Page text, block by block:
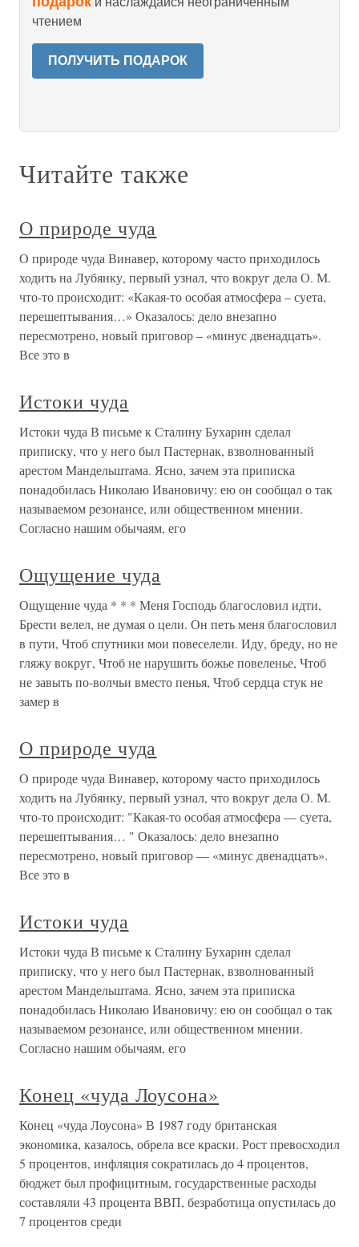
чтением
ПОЛУЧИТЬ ПОДАРОК
Читайте также
О природе чуда
О природе чуда Винавер, которому часто приходилось
ходить на Лубянку, первый узнал, что вокруг дела О. М.
что-то происходит: «Какая-то особая атмосфера – суета,
перешептывания…» Оказалось: дело внезапно
пересмотрено, новый приговор – «минус двенадцать».
Все это в
Истоки чуда
Истоки чуда В письме к Сталину Бухарин сделал
приписку, что у него был Пастернак, взволнованный
арестом Мандельштама. Ясно, зачем эта приписка
понадобилась Николаю Ивановичу: ею он сообщал о так
называемом резонансе, или общественном мнении.
Согласно нашим обычаям, его
Ощущение чуда
Ощущение чуда * * * Меня Господь благословил идти,
Брести велел, не думая о цели. Он петь меня благословил
в пути, Чтоб спутники мои повеселели. Иду, бреду, но не
гляжу вокруг, Чтоб не нарушить божье повеленье, Чтоб
не завыть по-волчьи вместо пенья, Чтоб сердца стук не
замер в
О природе чуда
О природе чуда Винавер, которому часто приходилось
ходить на Лубянку, первый узнал, что вокруг дела О. М.
что-то происходит: "Какая-то особая атмосфера — суета,
перешептывания… " Оказалось: дело внезапно
пересмотрено, новый приговор — «минус двенадцать».
Все это в
Истоки чуда
Истоки чуда В письме к Сталину Бухарин сделал
приписку, что у него был Пастернак, взволнованный
арестом Мандельштама. Ясно, зачем эта приписка
понадобилась Николаю Ивановичу: ею он сообщал о так
называемом резонансе, или общественном мнении.
Согласно нашим обычаям, его
Конец «чуда Лоусона»
Конец «чуда Лоусона» В 1987 году британская
экономика, казалось, обрела все краски. Рост превосходил
5 процентов, инфляция сократилась до 4 процентов,
бюджет был профицитным, государственные расходы
составляли 43 процента ВВП, безработица опустилась до
7 процентов среди